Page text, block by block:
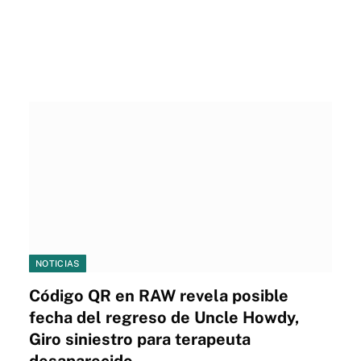
NOTICIAS
Código QR en RAW revela posible
fecha del regreso de Uncle Howdy,
Giro siniestro para terapeuta